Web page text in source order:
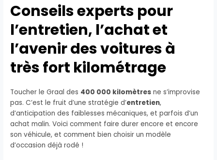
Conseils experts pour
l’entretien, l’achat et
l’avenir des voitures à
très fort kilométrage
Toucher le Graal des 400 000 kilomètres ne s’improvise
pas. C’est le fruit d’une stratégie d’entretien,
d’anticipation des faiblesses mécaniques, et parfois d’un
achat malin. Voici comment faire durer encore et encore
son véhicule, et comment bien choisir un modèle
d’occasion déjà rodé !